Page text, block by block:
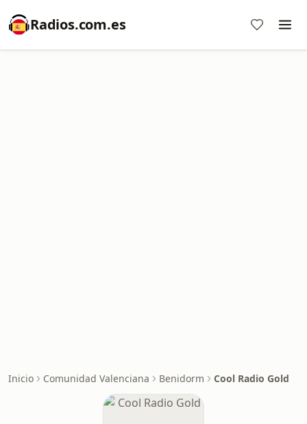
Radios.com.es
Inicio Comunidad Valenciana Benidorm Cool Radio Gold